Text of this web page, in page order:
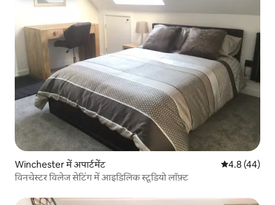
Winchester में अपार्टमेंट औसत रेटिंग 5
4.8 (44)
विनचेस्टर विलेज सेटिंग में आइडिलिक स्टूडियो लॉफ़्ट